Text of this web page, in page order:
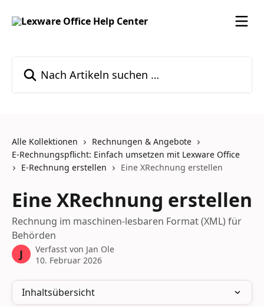
Alle Kollektionen
Rechnungen & Angebote
E-Rechnungspflicht: Einfach umsetzen mit Lexware Office
E-Rechnung erstellen
Eine XRechnung erstellen
Eine XRechnung erstellen
Rechnung im maschinen-lesbaren Format (XML) für
Behörden
J Verfasst von Jan Ole
10. Februar 2026
Inhaltsübersicht